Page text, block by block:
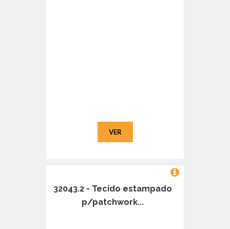
VER
32043.2 - Tecido estampado
p/patchwork...